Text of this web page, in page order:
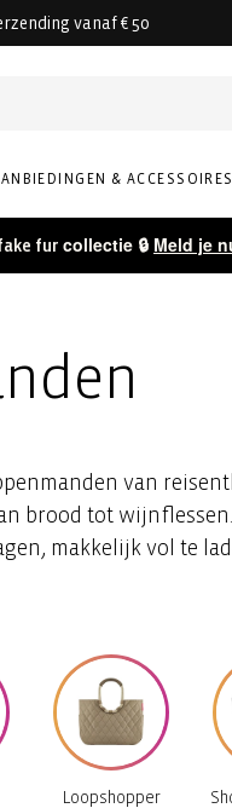
vanaf € 50
& ACCESSOIRES
fur collectie 🔒 Meld je
van
brood tot
makkelijk vol te
Loopshopper